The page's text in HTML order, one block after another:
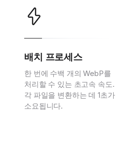
배치 프로세스
한 번에 수백 개의 WebP를
처리할 수 있는 초고속 속도.
각 파일을 변환하는 데 1초가
소요됩니다.